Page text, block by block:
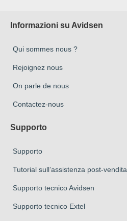
Informazioni su Avidsen
Qui sommes nous ?
Rejoignez nous
On parle de nous
Contactez-nous
Supporto
Supporto
Tutorial sull’assistenza post-vendita
Supporto tecnico Avidsen
Supporto tecnico Extel